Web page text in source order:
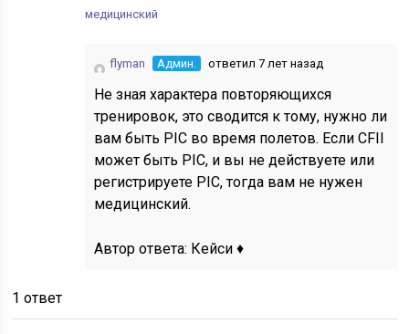
медицинский
flyman Админ. ответил 7 лет назад
Не зная характера повторяющихся
тренировок, это сводится к тому, нужно ли
вам быть PIC во время полетов. Если CFII
может быть PIC, и вы не действуете или
регистрируете PIC, тогда вам не нужен
медицинский.
Автор ответа: Кейси ♦
1 ответ